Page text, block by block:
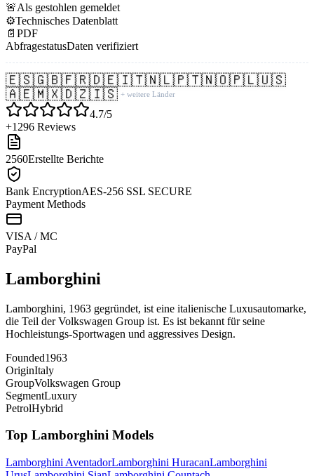
🚨Als gestohlen gemeldet
⚙️Technisches Datenblatt
📄 PDF
AbfragestatusDaten verifiziert
🇪🇸🇬🇧🇫🇷🇩🇪🇮🇹🇳🇱🇵🇹🇳🇴🇵🇱🇺🇸
🇦🇪🇲🇽🇩🇿🇮🇸 + weitere Länder
4.7/5
+1296 Reviews
2560Erstellte Berichte
Bank EncryptionAES-256 SSL SECURE
Payment Methods
VISA / MC
PayPal
Lamborghini
Lamborghini, 1963 gegründet, ist eine italienische Luxusautomarke,
die Teil der Volkswagen Group ist. Es ist bekannt für seine
Hochleistungs-Sportwagen und aggressives Design.
Founded1963
OriginItaly
GroupVolkswagen Group
SegmentLuxury
PetrolHybrid
Top Lamborghini Models
Lamborghini AventadorLamborghini HuracanLamborghini